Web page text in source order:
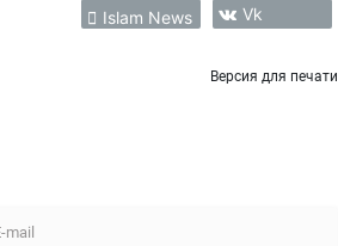
Islam News Vk
Версия для печати